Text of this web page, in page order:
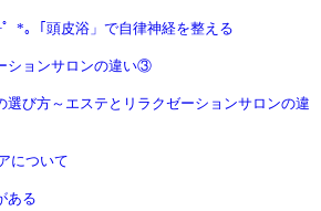
*｡「頭皮浴」で自律神経を整える
ションサロンの違い③
選び方～エステとリラクゼーションサロンの違
について
ある